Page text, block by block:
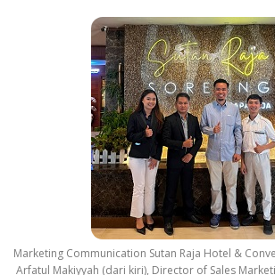
Marketing Communication Sutan Raja Hotel &
Arfatul Makiyyah (dari kiri), Director of Sales